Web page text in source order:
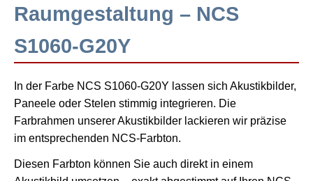
Raumgestaltung – NCS
S1060-G20Y
In der Farbe NCS S1060-G20Y lassen sich Akustikbilder,
Paneele oder Stelen stimmig integrieren. Die
Farbrahmen unserer Akustikbilder lackieren wir präzise
im entsprechenden NCS-Farbton.
Diesen Farbton können Sie auch direkt in einem